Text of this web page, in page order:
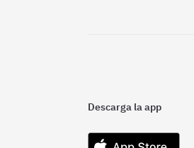
Descarga la app